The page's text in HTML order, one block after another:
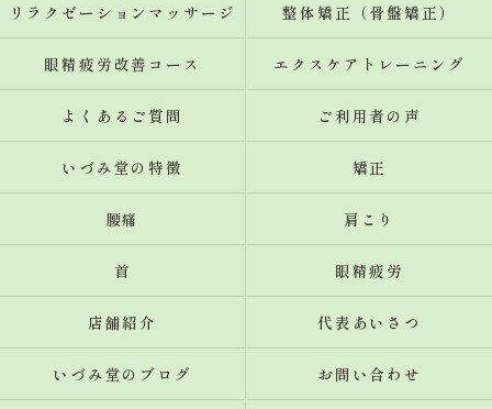
リラクゼーションマッサージ 整体矯正（骨盤矯正）
眼精疲労改善コース エクスケアトレーニング
よくあるご質問 ご利用者の声
いづみ堂の特徴 矯正
腰痛 肩こり
首 眼精疲労
店舗紹介 代表あいさつ
いづみ堂のブログ お問い合わせ